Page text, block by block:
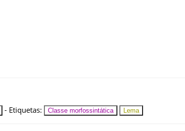
- Etiquetas: Classe morfossintática Lema